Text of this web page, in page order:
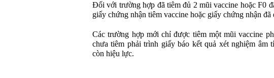
Đối với trường hợp đã tiêm đủ 2 mũi vaccine hoặc F0
giấy chứng nhận tiêm vaccine hoặc giấy chứng nhận
Các trường hợp mới chỉ được tiêm một mũi vaccine
chưa tiêm phải trình giấy báo kết quả xét nghiệm âm
còn hiệu lực.